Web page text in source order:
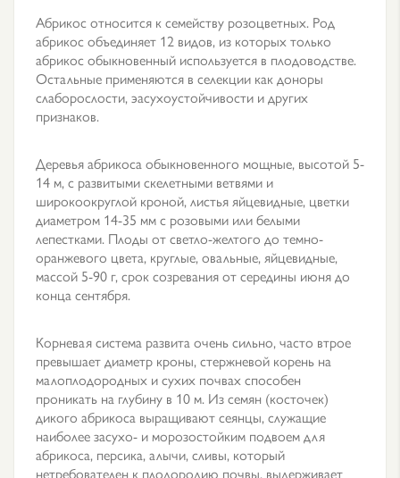
Абрикос относится к семейству розоцветных. Род
абрикос объединяет 12 видов, из которых только
абрикос обыкновенный используется в плодоводстве.
Остальные применяются в селекции как доноры
слаборослости, эасухоустойчивости и других
признаков.
Деревья абрикоса обыкновенного мощные, высотой 5-
14 м, с развитыми скелетными ветвями и
широкоокруглой кроной, листья яйцевидные, цветки
диаметром 14-35 мм с розовыми или белыми
лепестками. Плоды от светло-желтого до темно-
оранжевого цвета, круглые, овальные, яйцевидные,
массой 5-90 г, срок созревания от середины июня до
конца сентября.
Корневая система развита очень сильно, часто втрое
превышает диаметр кроны, стержневой корень на
малоплодородных и сухих почвах способен
проникать на глубину в 10 м. Из семян (косточек)
дикого абрикоса выращивают сеянцы, служащие
наиболее засухо- и морозостойким подвоем для
абрикоса, персика, алычи, сливы, который
нетребователен к плодородию почвы, выдерживает